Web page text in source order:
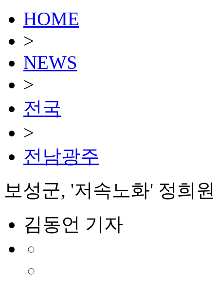
HOME
>
NEWS
>
전국
>
전남광주
보성군, '저속노화' 정희
김동언 기자